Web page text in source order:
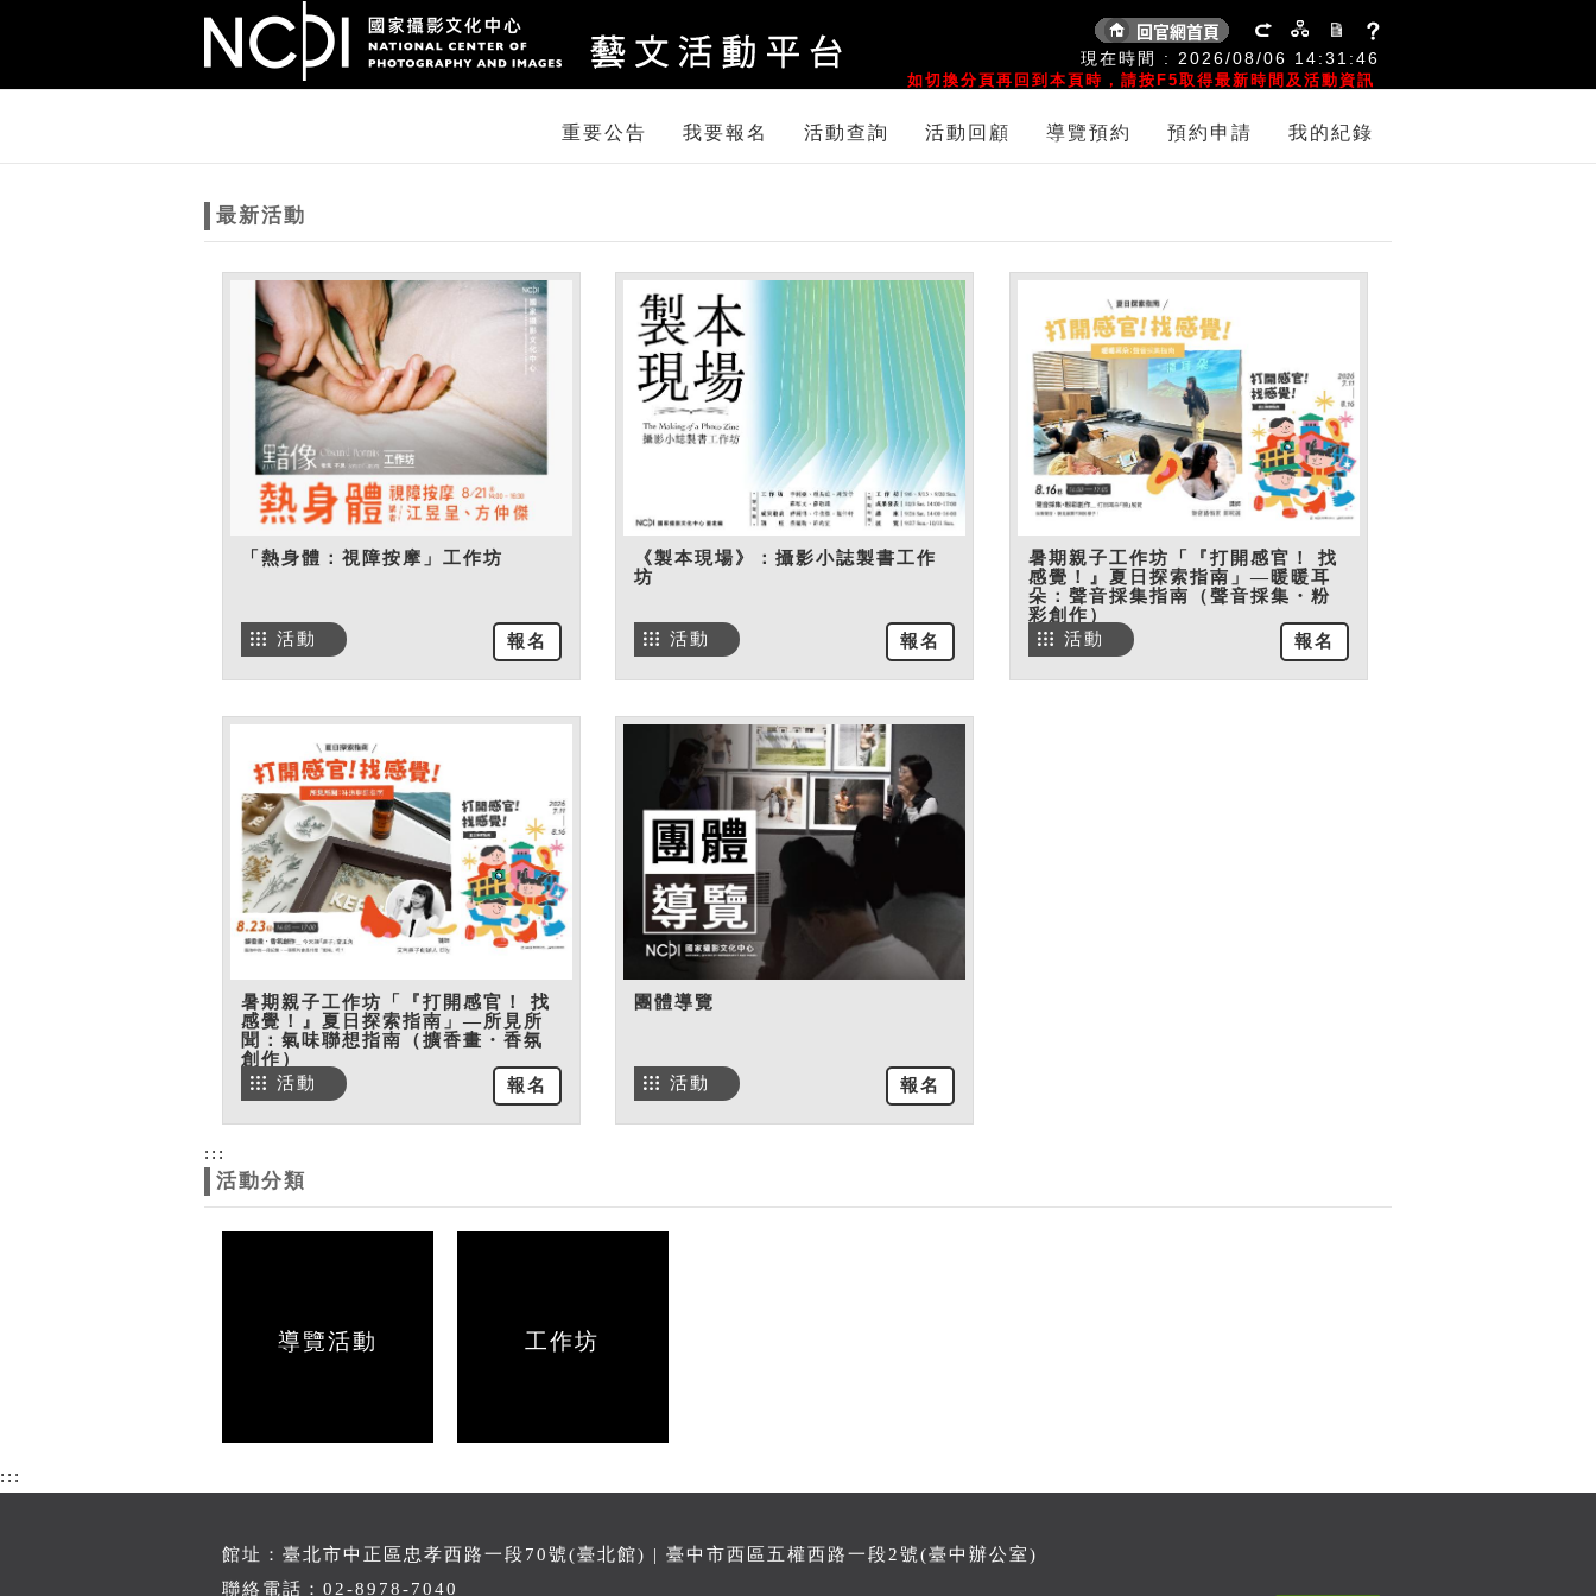
現在時間 : 2026/08/06 14:31:46
如切換分頁再回到本頁時，請按F5取得最新時間及活動資訊
重要公告 我要報名 活動查詢 活動回顧 導覽預約 預約申請 我的紀錄
最新活動
「熱身體：視障按摩」工作坊
報名
活動
《製本現場》：攝影小誌製書工作
坊
報名
活動
暑期親子工作坊「『打開感官！ 找
感覺！』夏日探索指南」—暖暖耳
朵：聲音採集指南（聲音採集・粉
彩創作）
報名
活動
暑期親子工作坊「『打開感官！ 找
感覺！』夏日探索指南」—所見所
聞：氣味聯想指南（擴香畫・香氛
創作）
報名
活動
團體導覽
報名
活動
:::
活動分類
導覽活動 工作坊
:::
館址：臺北市中正區忠孝西路一段70號(臺北館) | 臺中市西區五權西路一段2號(臺中辦公室)
聯絡電話：02-8978-7040